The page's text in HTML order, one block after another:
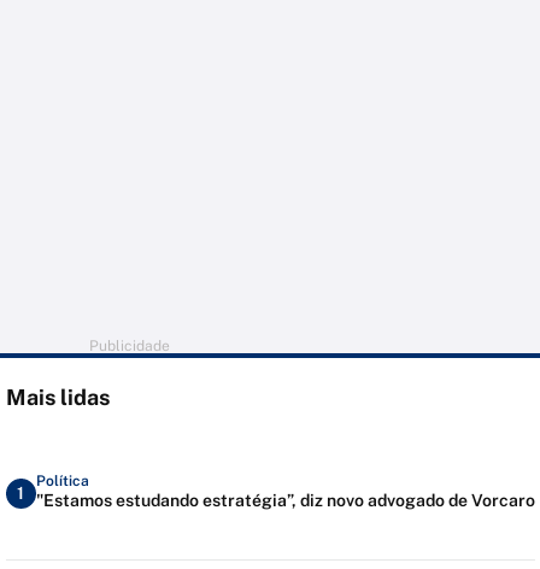
Publicidade
Mais lidas
1
Política
"Estamos estudando estratégia”, diz novo advogado de Vorcaro